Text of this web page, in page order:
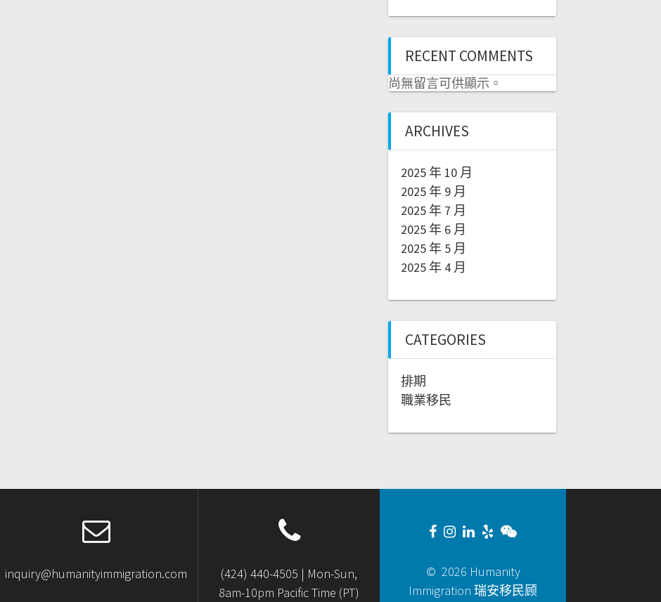
RECENT COMMENTS
尚無留言可供顯示。
ARCHIVES
2025 年 10 月
2025 年 9 月
2025 年 7 月
2025 年 6 月
2025 年 5 月
2025 年 4 月
CATEGORIES
排期
職業移民
inquiry@humanityimmigration.com
(424) 440-4505 | Mon-Sun,
8am-10pm Pacific Time (PT)
© 2026 Humanity
Immigration 瑞安移民顾